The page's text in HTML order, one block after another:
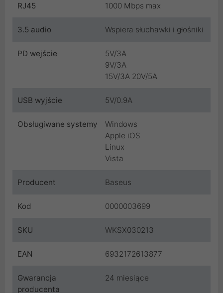
RJ45 1000 Mbps max
3.5 audio Wspiera słuchawki i głośniki
PD wejście
5V/3A
9V/3A
15V/3A 20V/5A
USB wyjście 5V/0.9A
Obsługiwane systemy
Windows
Apple iOS
Linux
Vista
Producent Baseus
Kod 0000003699
SKU WKSX030213
EAN 6932172613877
Gwarancja
producenta
24 miesiące